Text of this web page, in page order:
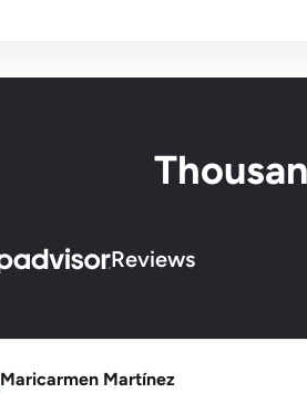
Reviews
Maricarmen Martínez